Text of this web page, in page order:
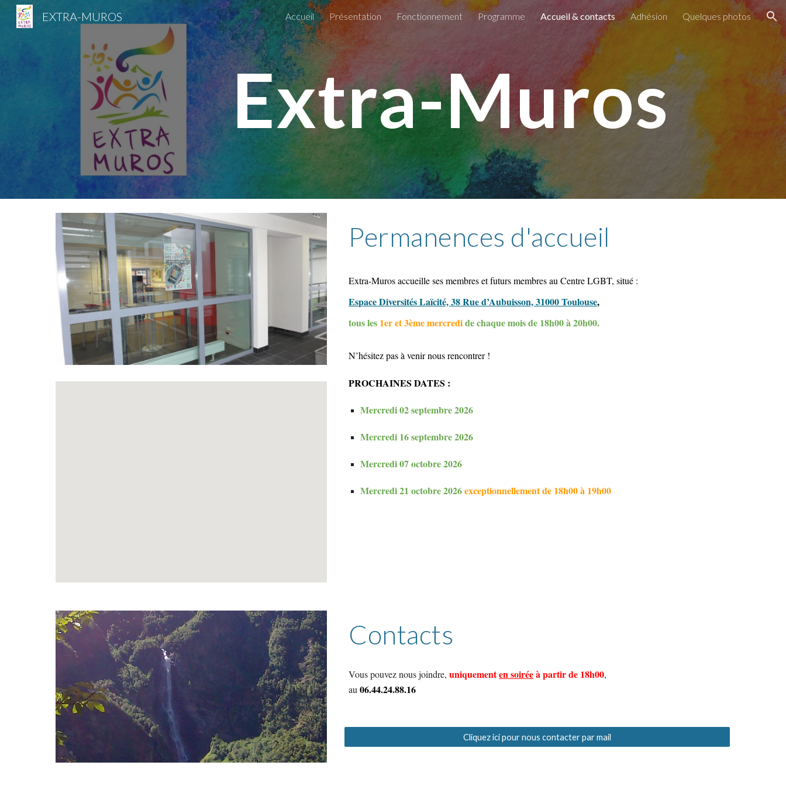
Skip to main content Skip to navigation
EXTRA-MUROS Accueil Présentation Fonctionnement Programme Accueil & contacts Adhésion Quelques photos
Extra-Muros
Permanences d'accueil
Extra-Muros accueille ses membres et futurs membres au Centre LGBT, situé :
Espace Diversités Laïcité, 38 Rue d’Aubuisson, 31000 Toulouse,
tous les 1er et 3ème mercredide chaque mois de 18h00 à 20h00.
N’hésitez pas à venir nous rencontrer !
PROCHAINES DATES :
Mercredi 02 septembre 2026
Mercredi 16 septembre 2026
Mercredi 07octobre 2026
Mercredi21 octobre2026exceptionnellement de 18h00 à 19h00
Contacts
Vous pouvez nous joindre,uniquementen soiréeà partir de 18h00,
au06.44.24.88.16
Cliquez ici pour nous contacter par mail